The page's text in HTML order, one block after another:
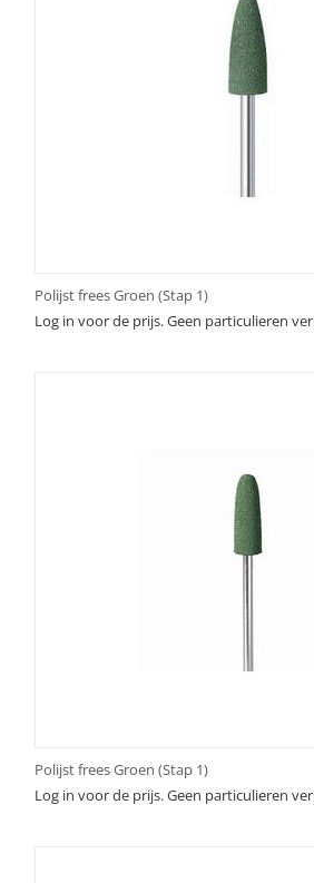
Polijst frees Groen (Stap 1)
Log in voor de prijs. Geen particulieren
Polijst frees Groen (Stap 1)
Log in voor de prijs. Geen particulieren